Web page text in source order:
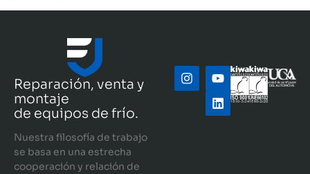
Reparación, venta y
montaje
de equipos de frío.
Nuestra filosofía de trabajo
se basa en una estrecha
cooperación y relación de